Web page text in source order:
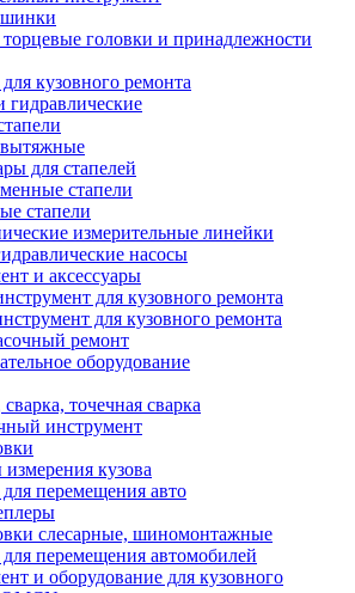
головки и принадлежности
кузовного ремонта
гидравлические
для стапелей
стапели
стапели
измерительные линейки
насосы
и аксессуары
для кузовного ремонта
для кузовного ремонта
ремонт
оборудование
точечная сварка
инструмент
кузова
перемещения авто
слесарные, шиномонтажные
перемещения автомобилей
и оборудование для кузовного